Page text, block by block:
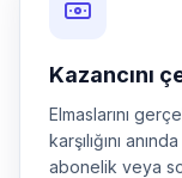
Kazancını
Elmaslarını
karşılığını
abonelik veya